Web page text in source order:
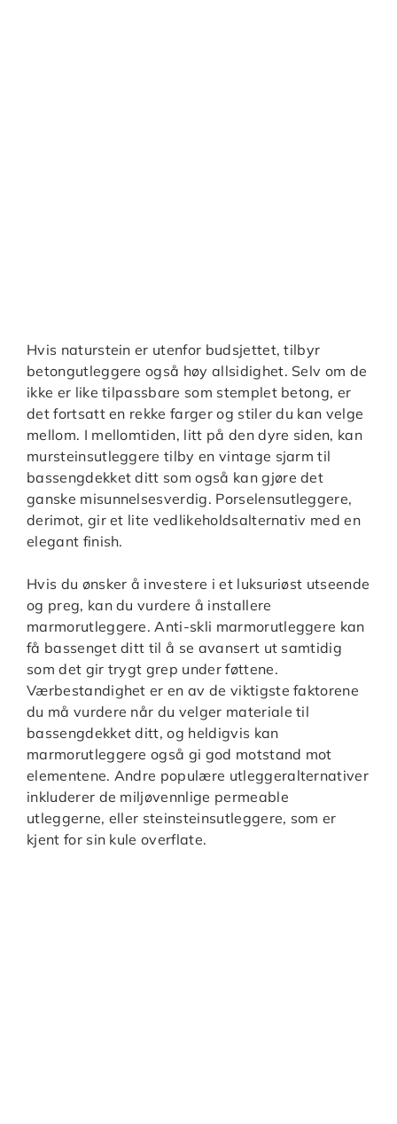
Hvis naturstein er utenfor budsjettet, tilbyr
betongutleggere også høy allsidighet. Selv om de
ikke er like tilpassbare som stemplet betong, er
det fortsatt en rekke farger og stiler du kan velge
mellom. I mellomtiden, litt på den dyre siden, kan
mursteinsutleggere tilby en vintage sjarm til
bassengdekket ditt som også kan gjøre det
ganske misunnelsesverdig. Porselensutleggere,
derimot, gir et lite vedlikeholdsalternativ med en
elegant finish.
Hvis du ønsker å investere i et luksuriøst utseende
og preg, kan du vurdere å installere
marmorutleggere. Anti-skli marmorutleggere kan
få bassenget ditt til å se avansert ut samtidig
som det gir trygt grep under føttene.
Værbestandighet er en av de viktigste faktorene
du må vurdere når du velger materiale til
bassengdekket ditt, og heldigvis kan
marmorutleggere også gi god motstand mot
elementene. Andre populære utleggeralternativer
inkluderer de miljøvennlige permeable
utleggerne, eller steinsteinsutleggere, som er
kjent for sin kule overflate.